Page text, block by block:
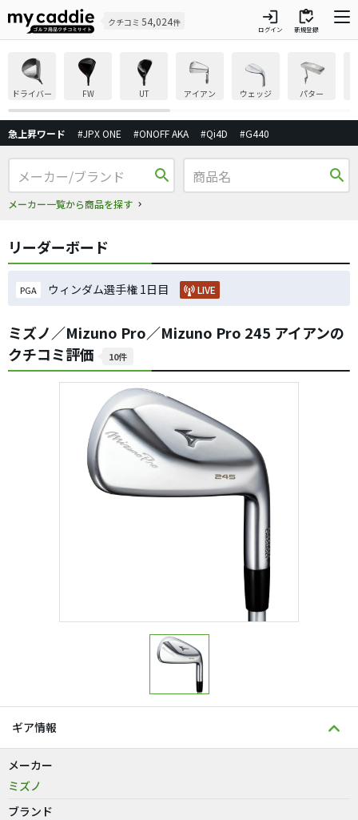
クチコミ 54,024件 login
ログイン
inventory
新規登録
ドライバー FW UT アイアン ウェッジ パター
急上昇ワード #JPX ONE #ONOFF AKA #Qi4D #G440
search
メーカー一覧から商品を探す
search
リーダーボード
PGA ウィンダム選手権 1日目 LIVE
ミズノ／Mizuno Pro／Mizuno Pro 245 アイアンの
クチコミ評価
10件
ギア情報
メーカー
ミズノ
ブランド